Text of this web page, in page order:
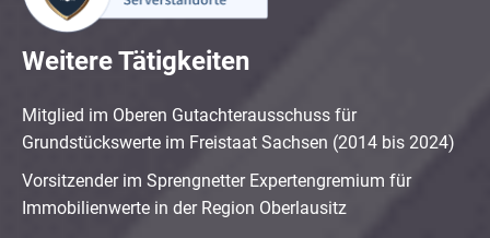
Weitere Tätigkeiten
Mitglied im Oberen Gutachterausschuss für
Grundstückswerte im Freistaat Sachsen (2014 bis 2024)
Vorsitzender im Sprengnetter Expertengremium für
Immobilienwerte in der Region Oberlausitz